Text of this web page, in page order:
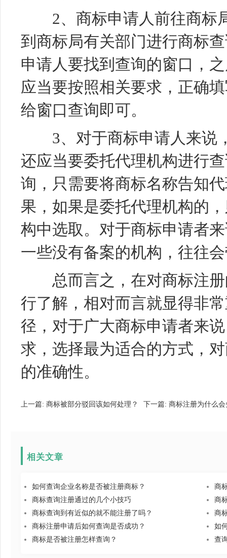
2、商标申请人前往商标
到商标局有关部门进行商标
申请人要找到查询的窗口，
应当要按照相关要求，正确
给窗口查询即可。
3、对于商标申请人来说
还应当要委托代理机构进行
询，只需要将商标名称告知
果，如果是委托代理机构的
构中选取。对于商标申请者
一些没有备案的机构，往往
总而言之，在对商标注册
行了解，相对而言就显得非
径，对于广大商标申请者来
求，选择最为适合的方式，
的准确性。
上一篇: 商标被部分驳回该如何处理？ 下一篇: 商标注册为什么
相关文章
如何查询企业名称是否被注册商标？
商
商标查询注册通过的几个小技巧
商
商标查询到有近似的就不能注册了吗？
商
商标注册申请后如何查询是否成功？
如
商标是否被注册怎样查询？
查